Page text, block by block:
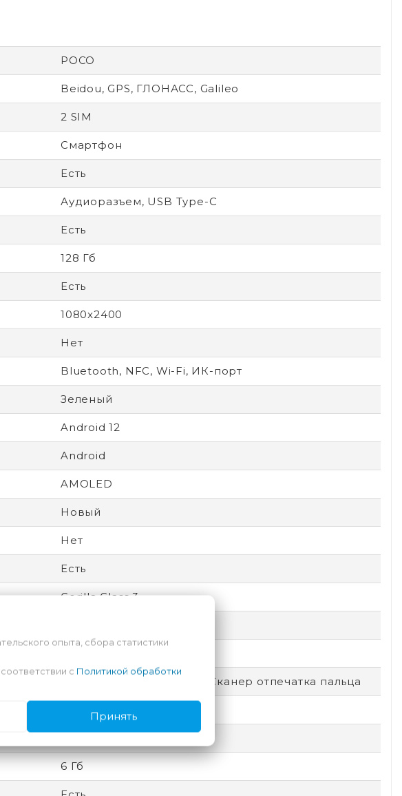
POCO
Beidou, GPS, ГЛОНАСС, Galileo
2 SIM
Смартфон
Есть
Аудиоразъем, USB Type-C
Есть
128 Гб
Есть
1080x2400
Нет
Bluetooth, NFC, Wi-Fi, ИК-порт
Зеленый
Android 12
Android
AMOLED
Новый
Нет
Есть
Gorilla Glass 3
Разблокировка по лицу, Сканер отпечатка пальца
6 Гб
опыта, сбора статистики
с Политикой обработки
Принять